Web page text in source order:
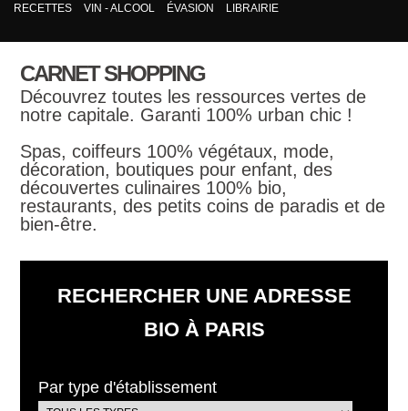
RECETTES VIN - ALCOOL ÉVASION LIBRAIRIE
CARNET SHOPPING
Découvrez toutes les ressources vertes de
notre capitale. Garanti 100% urban chic !
Spas, coiffeurs 100% végétaux, mode,
décoration, boutiques pour enfant, des
découvertes culinaires 100% bio,
restaurants, des petits coins de paradis et de
bien-être.
RECHERCHER UNE ADRESSE
BIO À PARIS
Par type d'établissement